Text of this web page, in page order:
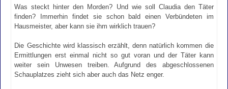
Was steckt hinter den Morden? Und wie soll Claudia den Täter
finden? Immerhin findet sie schon bald einen Verbündeten im
Hausmeister, aber kann sie ihm wirklich trauen?
Die Geschichte wird klassisch erzählt, denn natürlich kommen die
Ermittlungen erst einmal nicht so gut voran und der Täter kann
weiter sein Unwesen treiben. Aufgrund des abgeschlossenen
Schauplatzes zieht sich aber auch das Netz enger.